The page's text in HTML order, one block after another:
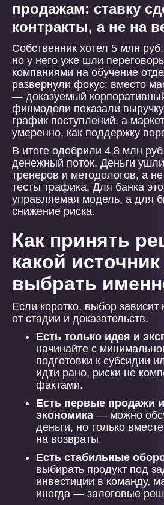
продажам: ставку
контракты, а не на
Собственник хотел 5 млн
но у него уже шли
компаниями на обучение
развернули фокус: вместо
— доказуемый
финмодели показали
график поступлений, а
умеренно, как поддержку
В итоге одобрили 4,8 млн
денежный поток. Деньги
тренеров и методологов, а
тесты трафика. Для банка
управляемая модель, а для
снижение риска.
Как принять
какой источник
выбрать
Если коротко, выбор зависит
от стадии и доказательств.
Есть только идея и
начинайте с
подготовки к субсидии
идти рано, риски не
фактами.
Есть первые продажи
экономика — можно
деньги, но только
на возвраты.
Есть стабильные
выбирать продукт под
инвестиции в команду,
иногда — залоговые